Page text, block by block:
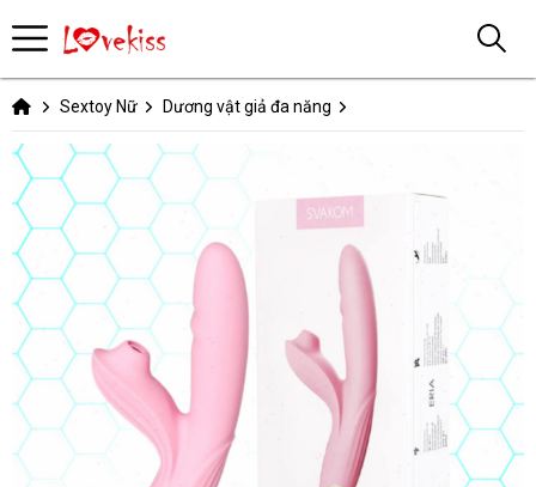
Sextoy Nữ Dương vật giả đa năng